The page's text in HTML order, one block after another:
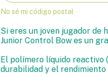
No sé mi código postal
Si eres un joven jugador de
Junior Control Bow es un
El polímero líquido reactivo
durabilidad y el